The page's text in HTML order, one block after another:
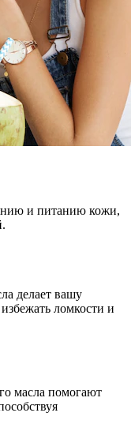
и питанию кожи,
делает вашу
ломкости и
масла помогают